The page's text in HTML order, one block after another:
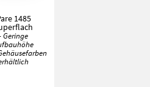
1485
Geringe